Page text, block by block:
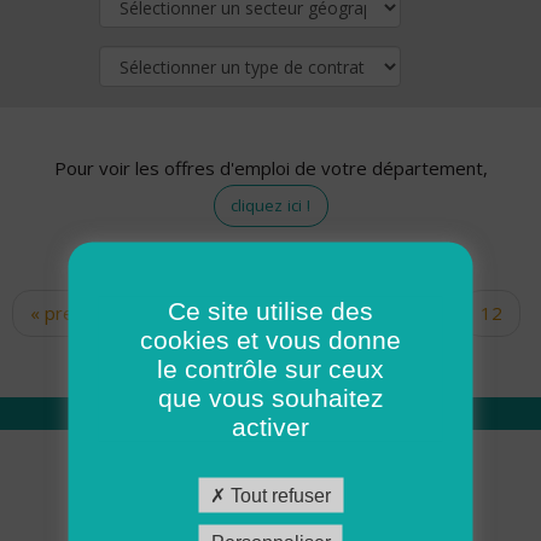
Pour voir les offres d'emploi de votre département,
cliquez ici !
Pages
« premier ‹ précédent … 10
12
14 15 16 17
Qui sommes nous
Académie ADMR
Ce site utilise des
cookies et vous donne
le contrôle sur ceux
que vous souhaitez
activer
Tout refuser